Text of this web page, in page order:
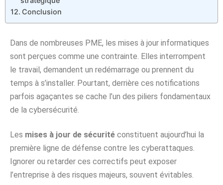
Conclusion
Dans de nombreuses PME, les mises à jour informatiques
sont perçues comme une contrainte. Elles interrompent
le travail, demandent un redémarrage ou prennent du
temps à s’installer. Pourtant, derrière ces notifications
parfois agaçantes se cache l’un des piliers fondamentaux
de la cybersécurité.
Les mises à jour de sécurité constituent aujourd’hui la
première ligne de défense contre les cyberattaques.
Ignorer ou retarder ces correctifs peut exposer
l’entreprise à des risques majeurs, souvent évitables.